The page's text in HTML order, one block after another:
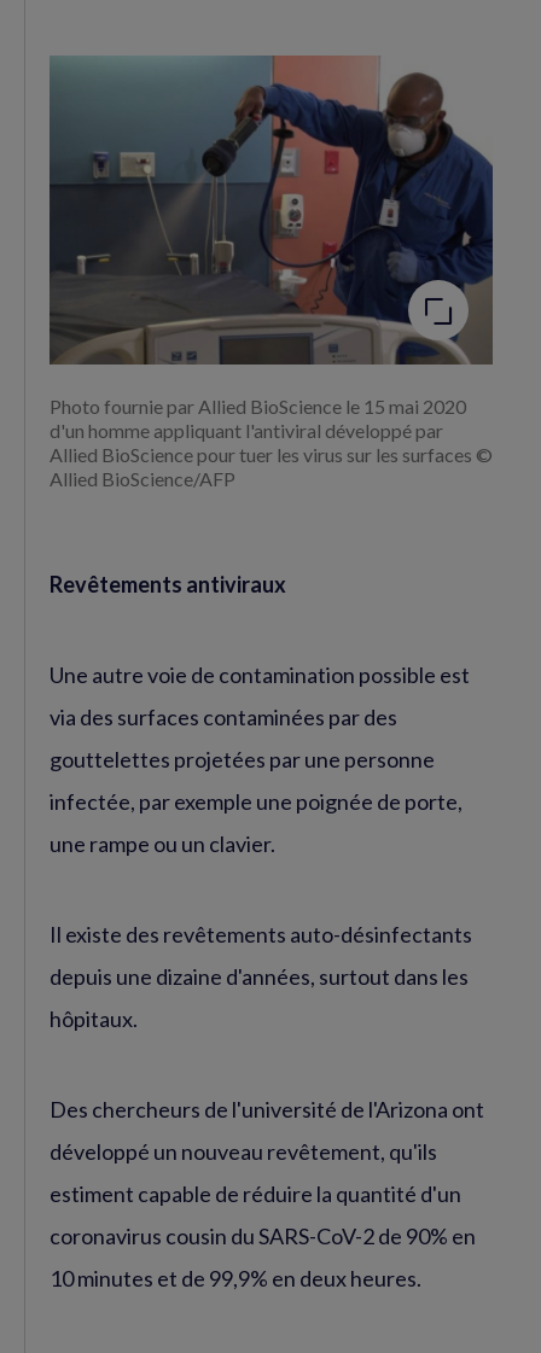
Agrandir
l'image
Photo fournie par Allied BioScience le 15 mai 2020
d'un homme appliquant l'antiviral développé par
Allied BioScience pour tuer les virus sur les surfaces ©
Allied BioScience/AFP
Revêtements antiviraux
Une autre voie de contamination possible est
via des surfaces contaminées par des
gouttelettes projetées par une personne
infectée, par exemple une poignée de porte,
une rampe ou un clavier.
Il existe des revêtements auto-désinfectants
depuis une dizaine d'années, surtout dans les
hôpitaux.
Des chercheurs de l'université de l'Arizona ont
développé un nouveau revêtement, qu'ils
estiment capable de réduire la quantité d'un
coronavirus cousin du SARS-CoV-2 de 90% en
10 minutes et de 99,9% en deux heures.